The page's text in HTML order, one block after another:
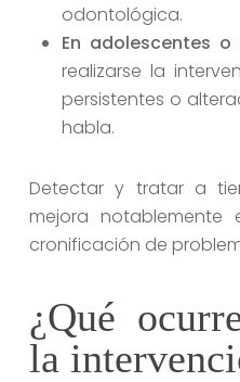
odontológica.
En adolescentes
realizarse la
persistentes o
habla.
Detectar y tratar a
mejora
cronificación de
¿Qué
la